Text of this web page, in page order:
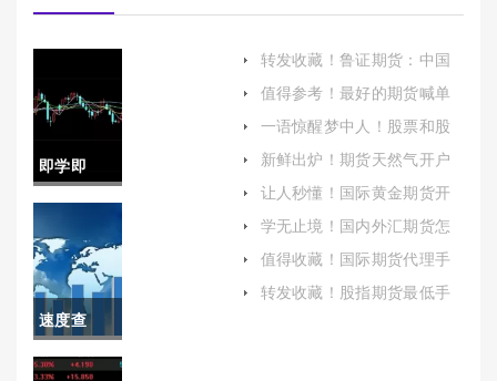
即学即
用！南宁
原油期货
开户保证
金（为您
提供指导
速度查
阅！期货
转发收藏！鲁证期货：中国
值得参考！最好的期货喊单
一语惊醒梦中人！股票和股
费还会降吗)
新鲜出炉！期货天然气开户
和技巧）
让人秒懂！国际黄金期货开
金期货交易之旅）
学无止境！国内外汇期货怎
低)
值得收藏！国际期货代理手
转发收藏！股指期货最低手